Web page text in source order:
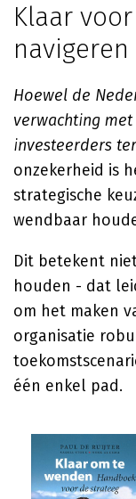
Klaar
Hoewel de
verwachting
investeerders
onzekerheid is
strategische
wendbaar
Dit betekent
houden - dat
om het maken
organisatie
één enkel pad.